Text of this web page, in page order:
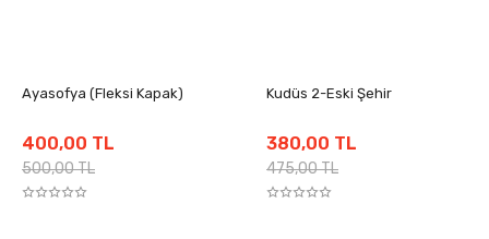
Ayasofya (Fleksi Kapak)
400,00 TL
500,00 TL
Kudüs 2-Eski Şehir
380,00 TL
475,00 TL